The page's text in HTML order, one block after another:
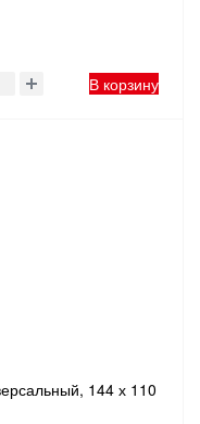
МАТЕРИАЛЫ
В корзину
144 х 110